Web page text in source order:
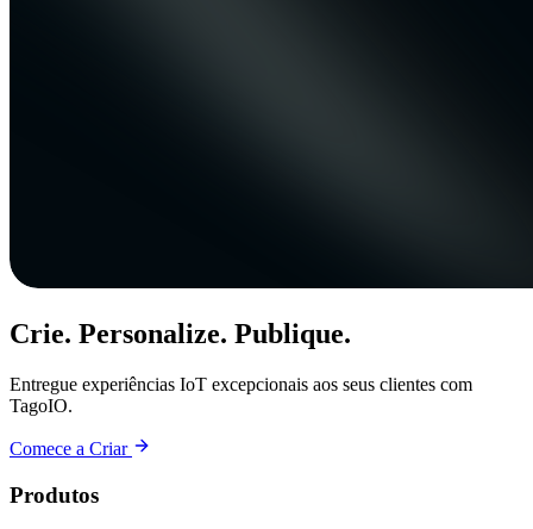
Crie. Personalize. Publique.
Entregue experiências IoT excepcionais aos seus clientes com
TagoIO.
Comece a Criar
Produtos